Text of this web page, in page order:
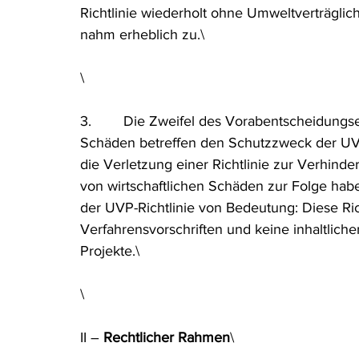
Richtlinie wiederholt ohne
nahm erheblich zu.\
\
3.        Die Zweifel des
Schäden betreffen den Schutzzweck der
die Verletzung einer Richtlinie zur
von wirtschaftlichen Schäden zur Folge
der UVP-Richtlinie von Bedeutung: Diese
Verfahrensvorschriften und keine
Projekte.\
\
II – Rechtlicher Rahmen\